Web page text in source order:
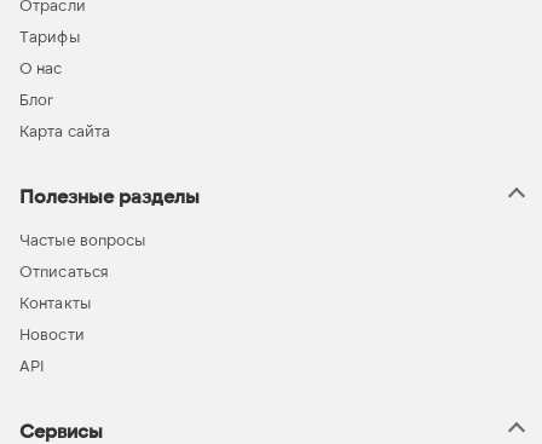
Отрасли
Тарифы
О нас
Блог
Карта сайта
Полезные разделы
Частые вопросы
Отписаться
Контакты
Новости
API
Сервисы